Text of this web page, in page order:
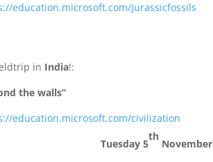
education.microsoft.com/jurassicfossils
in India!:
the walls”
education.microsoft.com/civilization
Tuesday 5
th
November